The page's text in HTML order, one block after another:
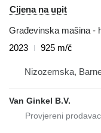
Cijena na upit
Građevinska mašina -
2023
925 m/č
Nizozemska,
Van Ginkel B.V.